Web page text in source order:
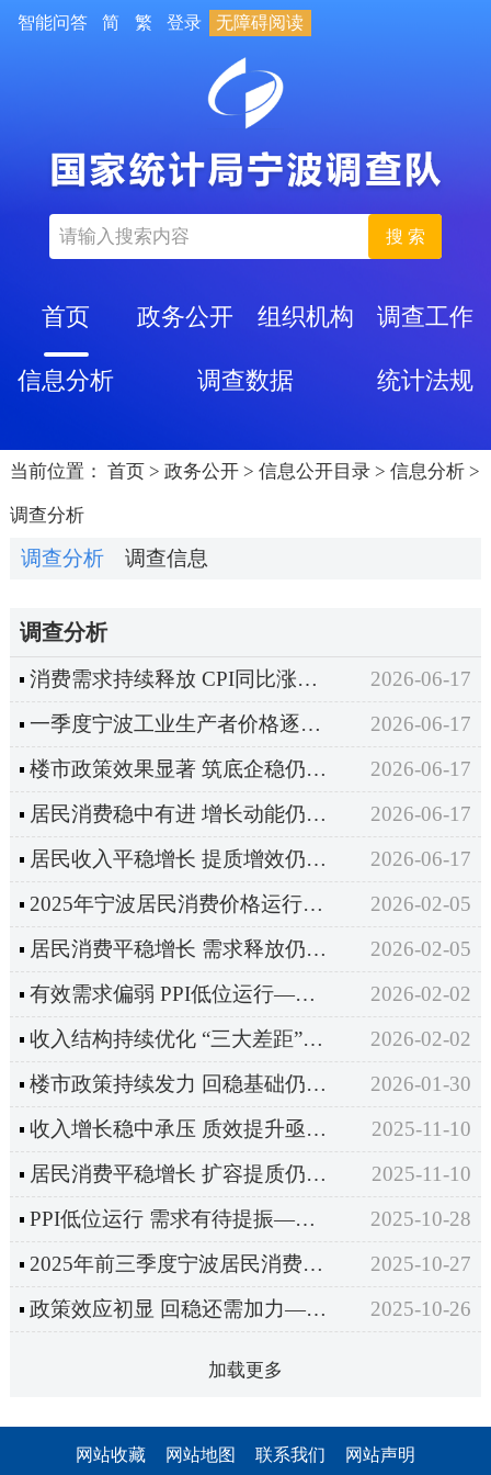
智能问答 简 繁 登录 无障碍阅读
搜 索
首页 政务公开 组织机构 调查工作
信息分析 调查数据 统计法规
当前位置： 首页 > 政务公开 > 信息公开目录 > 信息分析 >
调查分析
调查分析 调查信息
调查分析
消费需求持续释放 CPI同比涨幅扩大——2026年一季度宁波市区居民消费价格运行情况分析
2026-06-17
一季度宁波工业生产者价格逐月回升
2026-06-17
楼市政策效果显著 筑底企稳仍需加力——2026年一季度宁波市房地产价格变动情况分析
2026-06-17
居民消费稳中有进 增长动能仍需强化——2026年一季度宁波居民消费支出情况简析
2026-06-17
居民收入平稳增长 提质增效仍需发力 ——2026年一季度宁波居民收入情况简析
2026-06-17
2025年宁波居民消费价格运行情况分析
2026-02-05
居民消费平稳增长 需求释放仍需加力——2025年宁波居民消费支出情况分析
2026-02-05
有效需求偏弱 PPI低位运行——2025年宁波市工业生产者价格走势分析
2026-02-02
收入结构持续优化 “三大差距”全面缩小——2025年宁波居民收入情况简析
2026-02-02
楼市政策持续发力 回稳基础仍待巩固——2025年宁波市房地产价格变动情况分析
2026-01-30
收入增长稳中承压 质效提升亟需攻坚——2025年前三季度宁波居民收入情况简析
2025-11-10
居民消费平稳增长 扩容提质仍需加力——2025年前三季度宁波居民消费支出情况简析
2025-11-10
PPI低位运行 需求有待提振——2025年前三季度宁波市工业生产者价格走势分析
2025-10-28
2025年前三季度宁波居民消费价格运行情况分析
2025-10-27
政策效应初显 回稳还需加力——2025年前三季度宁波市房地产价格变动情况分析
2025-10-26
加载更多
网站收藏 网站地图 联系我们 网站声明